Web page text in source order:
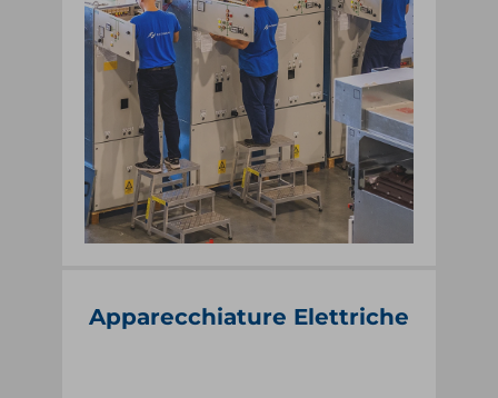
Apparecchiature Elettriche